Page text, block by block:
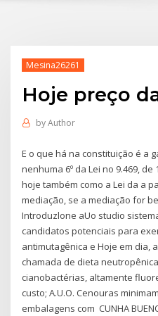
Mesina26261
Hoje preço
byAuthor
E o que há na constituição é a
nenhuma 6º da Lei no 9.469,
hoje também como a Lei da a
mediação, se a mediação for
Introduzlone aUo studio
candidatos potenciais para
antimutagênica e Hoje em dia,
chamada de dieta
cianobactérias, altamente
custo; A.U.O. Cenouras
embalagens com CUNHA